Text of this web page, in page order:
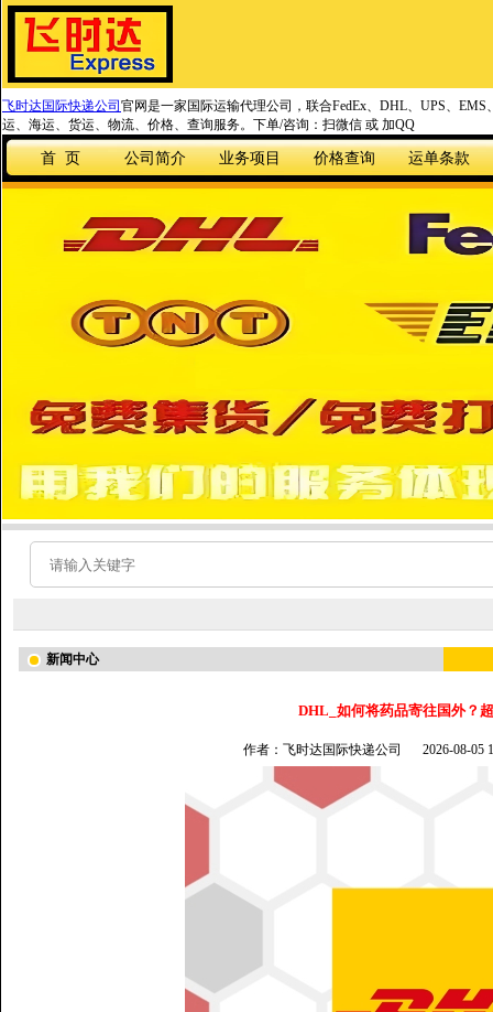
飞时达国际快递公司 官网是一家国际运输代理公司，联合FedEx、DHL、UPS、
运、海运、货运、物流、价格、查询服务。下单/咨询：扫微信 或 加QQ
首 页 公司简介 业务项目 价格查询 运单条款
新闻中心
DHL_如何将药品寄往国外？
作者：飞时达国际快递公司 2026-08-05